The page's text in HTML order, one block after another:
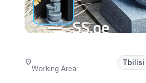
Working Area:
Tbilisi